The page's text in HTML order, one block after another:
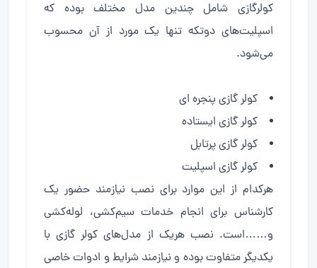
کولرگازی شامل چندین مدل مختلف بوده که
اسپلیت‌های دوتکه تنها یک مورد از آن محسوب
می‌شود.
کولر گازی پنجره ای
کولر گازی ایستاده
کولر گازی پرتابل
کولر گازی اسپلیت
هرکدام از این موارد برای نصب نیازمند حضور یک
کارشناس برای انجام خدمات سیم‌کشی، لوله‌کشی
و……است. نصب هریک از مدل‌های کولر گازی با
یکدیگر متفاوت بوده و نیازمند شرایط و ادوات خاصی